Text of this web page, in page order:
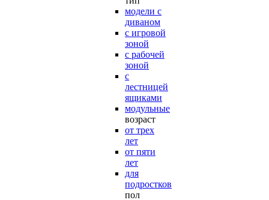
модели с
диваном
с игровой
зоной
с рабочей
зоной
с
лестницей
ящиками
модульные
возраст
от трех
лет
от пяти
лет
для
подростков
пол